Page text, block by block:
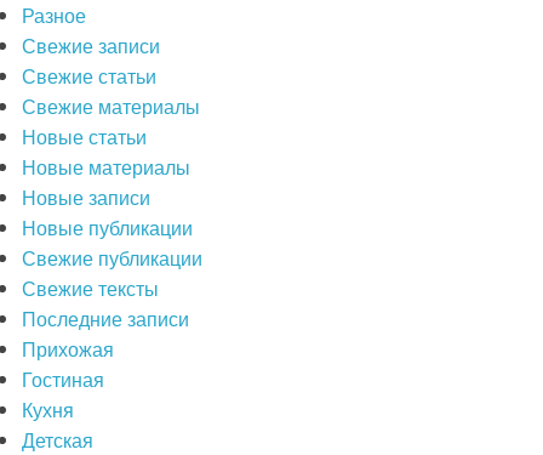
Разное
Свежие записи
Свежие статьи
Свежие материалы
Новые статьи
Новые материалы
Новые записи
Новые публикации
Свежие публикации
Свежие тексты
Последние записи
Прихожая
Гостиная
Кухня
Детская